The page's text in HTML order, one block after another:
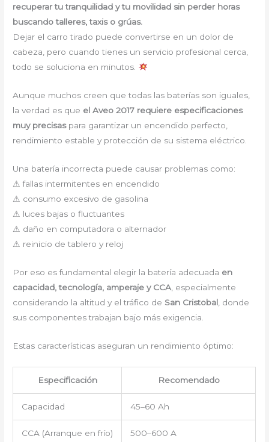
recuperar tu tranquilidad y tu movilidad sin perder horas
buscando talleres, taxis o grúas.
Dejar el carro tirado puede convertirse en un dolor de
cabeza, pero cuando tienes un servicio profesional cerca,
todo se soluciona en minutos.
Aunque muchos creen que todas las baterías son iguales,
la verdad es que el Aveo 2017 requiere especificaciones
muy precisaspara garantizar un encendido perfecto,
rendimiento estable y protección de su sistema eléctrico.
Una batería incorrecta puede causar problemas como:
⚠ fallas intermitentes en encendido
⚠ consumo excesivo de gasolina
⚠ luces bajas o fluctuantes
⚠ daño en computadora o alternador
⚠ reinicio de tablero y reloj
Por eso es fundamental elegir la batería adecuada en
capacidad, tecnología, amperaje y CCA , especialmente
considerando la altitud y el tráfico de San Cristobal , donde
sus componentes trabajan bajo más exigencia.
Estas características aseguran un rendimiento óptimo:
Especificación Recomendado
Capacidad 45–60 Ah
CCA (Arranque en frío) 500–600 A